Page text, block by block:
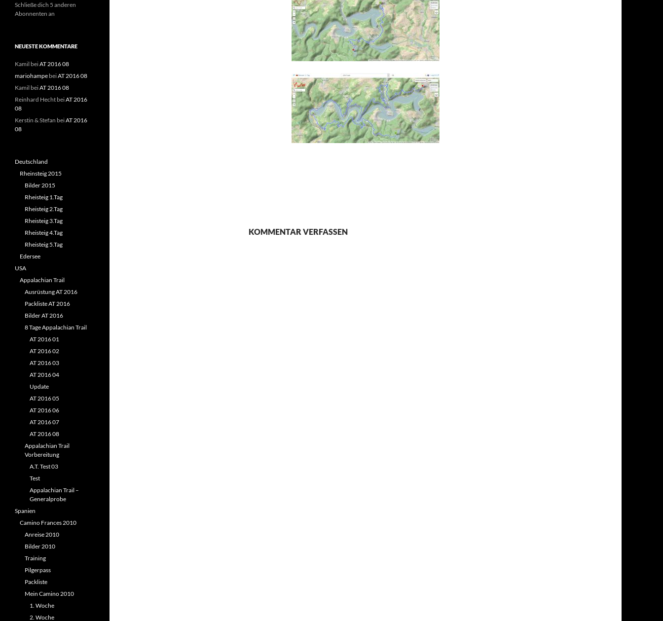
KOMMENTAR VERFASSEN
Schließe dich 5 anderen
Abonnenten an
NEUESTE KOMMENTARE
Kamil beiAT 2016 08
mariohampe beiAT 2016 08
Kamil beiAT 2016 08
Reinhard Hecht beiAT 2016
08
Kerstin & Stefan beiAT 2016
08
Deutschland
Rheinsteig 2015
Bilder 2015
Rheisteig 1.Tag
Rheisteig 2.Tag
Rheisteig 3.Tag
Rheisteig 4.Tag
Rheisteig 5.Tag
Edersee
USA
Appalachian Trail
Ausrüstung AT 2016
Packliste AT 2016
Bilder AT 2016
8 Tage Appalachian Trail
AT 2016 01
AT 2016 02
AT 2016 03
AT 2016 04
Update
AT 2016 05
AT 2016 06
AT 2016 07
AT 2016 08
Appalachian Trail
Vorbereitung
A.T. Test 03
Test
Appalachian Trail –
Generalprobe
Spanien
Camino Frances 2010
Anreise 2010
Bilder 2010
Training
Pilgerpass
Packliste
Mein Camino 2010
1. Woche
2. Woche